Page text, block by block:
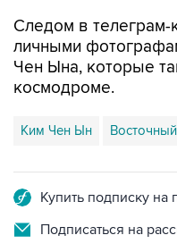
Следом в телеграм-
личными
Чен Ына, которые
космодроме.
Ким Чен Ын
Купить подписку
Подписаться на